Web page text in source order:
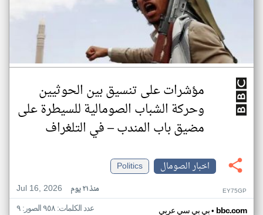
مؤشرات على تنسيق بين الحوثيين
وحركة الشباب الصومالية للسيطرة على
مضيق باب المندب – في التلغراف
اخبار الصومال
Politics
Jul 16, 2026
منذ ٢١ يوم EY75GP
بي بي سي عربي• bbc.com عدد الكلمات: ٩٥٨ الصور: ٩